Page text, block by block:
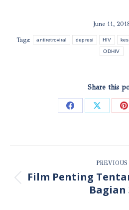
June 11,
Tags: antiretroviral depresi HIV
ODHIV
Share this
Share Share
NAVIGATION PREVIOUS
Film Penting
Bagian